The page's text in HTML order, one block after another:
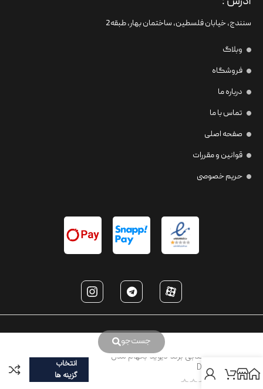
جست‌جو
سنندج، خیابان فلسطین،‌ ساختمان بهار، طبقه2
وبلاگ
فروشگاه
درباره ما
تماس با ما
صفحه اصلی
قوانین و مقررات
حریم خصوصی
عینک آفتابی برند دیوید بکهام مدل
DB7093
انتخاب
گزینه ها